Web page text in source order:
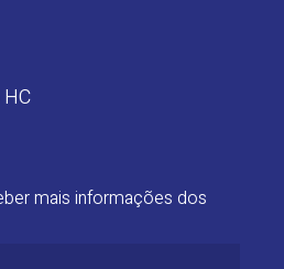
mais informações dos